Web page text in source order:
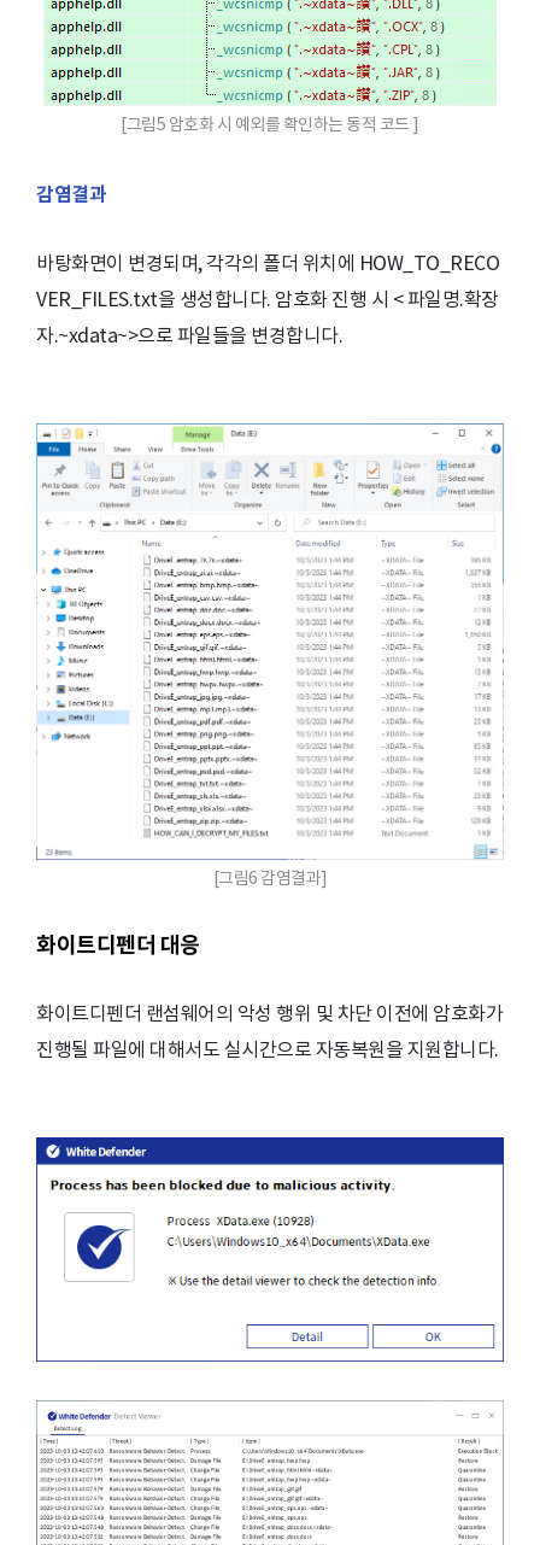
[그림5 암호화 시 예외를 확인하는 동적 코드 ]
감염결과
바탕화면이 변경되며, 각각의 폴더 위치에 HOW_TO_RECO
VER_FILES.txt을 생성합니다. 암호화 진행 시 < 파일명.확장
자.~xdata~>으로 파일들을 변경합니다.
[그림6 감염결과]
화이트디펜더 대응
화이트디펜더 랜섬웨어의 악성 행위 및 차단 이전에 암호화가
진행될 파일에 대해서도 실시간으로 자동복원을 지원합니다.